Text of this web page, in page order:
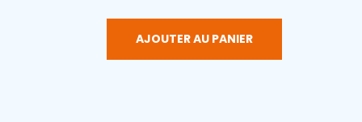
AJOUTER AU PANIER